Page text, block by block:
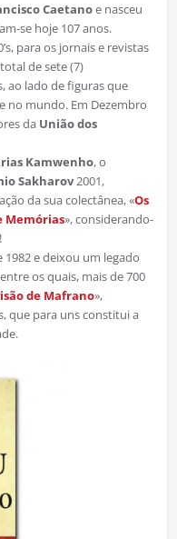
Caetanoe nasceu
se hoje 107 anos.
para os jornais e revistas
de sete (7)
ao lado de figuras que
no mundo. Em Dezembro
da União dos
Kamwenho, o
Sakharov2001,
da sua colectânea, «Os
Memórias», considerando-
e deixou um legado
os quais, mais de 700
de Mafrano»,
que para uns constitui a